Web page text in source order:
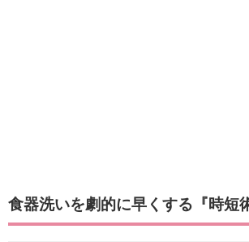
食器洗いを劇的に早くする『時短